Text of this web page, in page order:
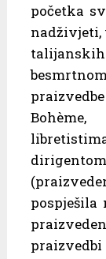
početka
pospješila